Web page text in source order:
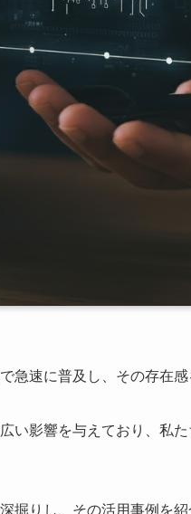
急速に普及し、その存在感
い影響を与えており、私
掘りし、その活用事例を